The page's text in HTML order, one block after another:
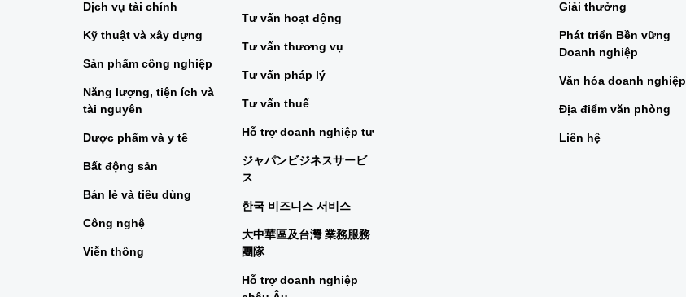
Dịch vụ tài chính
Kỹ thuật và xây dựng
Sản phẩm công nghiệp
Năng lượng, tiện ích và
tài nguyên
Dược phẩm và y tế
Bất động sản
Bán lẻ và tiêu dùng
Công nghệ
Viễn thông
Tư vấn hoạt động
Tư vấn thương vụ
Tư vấn pháp lý
Tư vấn thuế
Hỗ trợ doanh nghiệp tư
ジャパンビジネスサービ
ス
한국 비즈니스 서비스
大中華區及台灣 業務服務
團隊
Hỗ trợ doanh nghiệp
Giải thưởng
Phát triển Bền vững
Doanh nghiệp
Văn hóa doanh nghiệp
Địa điểm văn phòng
Liên hệ